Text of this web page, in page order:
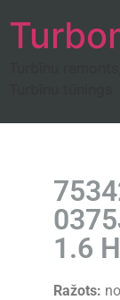
1.6
Ražots: